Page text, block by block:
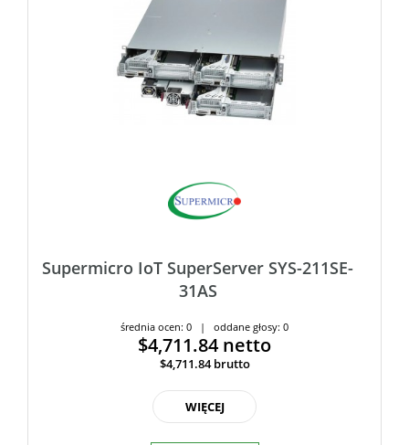
Supermicro IoT SuperServer SYS-211SE-
31AS
średnia ocen: 0 | oddane głosy: 0
$4,711.84 netto
$4,711.84brutto
WIĘCEJ